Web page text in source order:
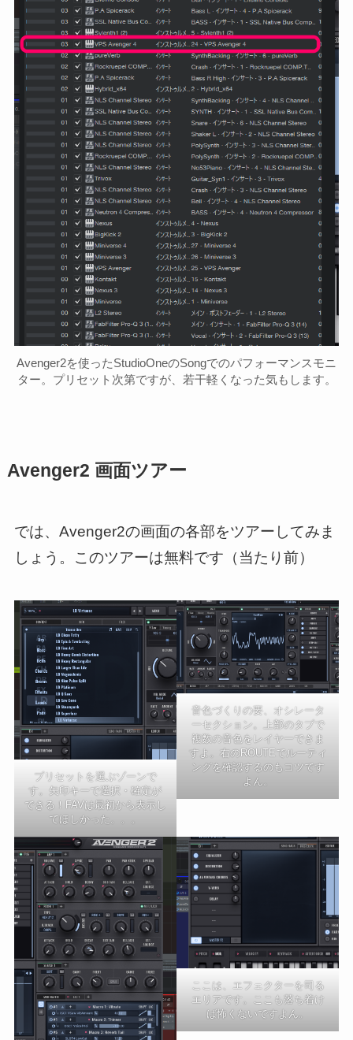
Avenger2を使ったStudioOneのSongでのパフォーマンスモニ
ター。プリセット次第ですが、若干軽くなった気もします。
Avenger2 画面ツアー
では、Avenger2の画面の各部をツアーしてみま
しょう。このツアーは無料です（当たり前）
プリセットを選ぶゾーンで
す。矢印キーで選択・確定が
できる！FAVは最初から表示し
てほしかった。。。
音色づくりの要、オシレータ
ーセクション。上部のタブで
複数の音色をレイヤーできま
すよ。右のROUTEでルーティ
ングを確認するのもコツです
よん。
ここは、エフェクターを司る
エリアです。ここも落ち着け
ば怖くないですよん。